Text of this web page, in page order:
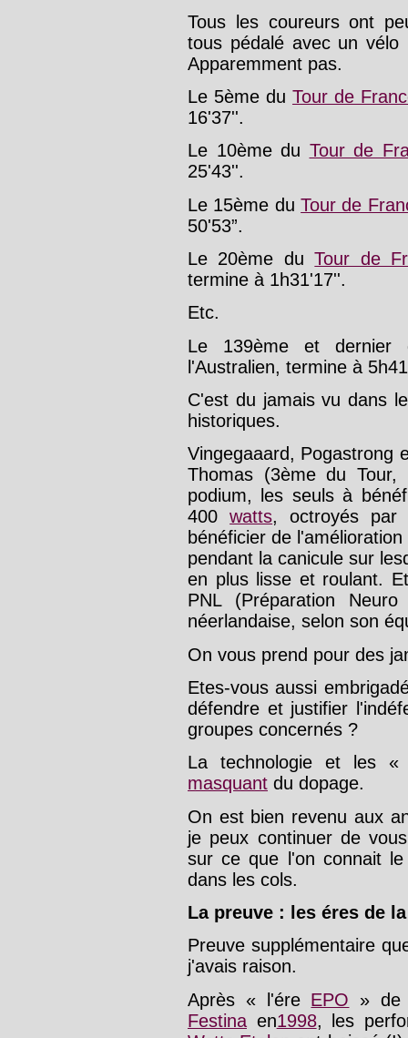
Tous les coureurs ont
tous pédalé avec un
Apparemment pas.
Le 5ème du Tour de
16'37''.
Le 10ème du Tour de
25'43''.
Le 15ème duTour de
50'53”.
Le 20ème duTour de
termine à 1h31'17''.
Etc.
Le 139ème et
l'Australien, termine à
C'est du jamais vu dans
historiques.
Vingegaaard, Pogastrong
Thomas (3ème du
podium, les seuls à
400watts, octroyés par
bénéficier de
pendant la canicule sur
en plus lisse et roulant.
PNL (Préparation Neuro
néerlandaise, selon son
On vous prend pour des
Etes-vous aussi
défendre et justifier
groupes concernés ?
La technologie et les
masquant du dopage.
On est bien revenu aux
je peux continuer de
sur ce que l'on connait
dans les cols.
La preuve : les éres de
Preuve supplémentaire
j'avais raison.
Après « l'ére EPO »
Festina en1998, les